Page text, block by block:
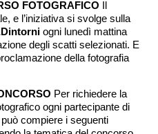
FOTOGRAFICO Il
e l’iniziativa si svolge sulla
ogni lunedì mattina
degli scatti selezionati. E
della fotografia
Per richiedere la
ogni partecipante di
compiere i seguenti